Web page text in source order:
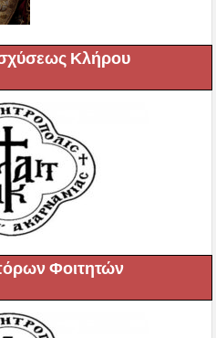
Κλήρου
Φοιτητών